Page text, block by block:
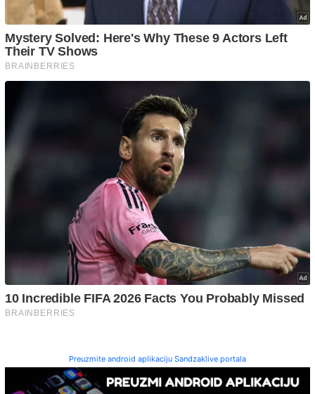
Preuzmite android aplikaciju Sandzaklive portala